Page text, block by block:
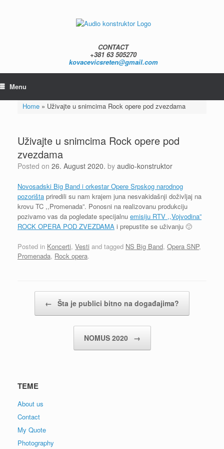
CONTACT
+381 63 505270
kovacevicsreten@gmail.com
Menu
Home» Uživajte u snimcima Rock opere pod zvezdama
Uživajte u snimcima Rock opere pod
zvezdama
Posted on 26. August 2020. by audio-konstruktor
Novosadski Big Band i orkestar Opere Srpskog narodnog
pozorišta priredili su nam krajem juna nesvakidašnji doživljaj na
krovu TC ,,Promenada”. Ponosni na realizovanu produkciju
pozivamo vas da pogledate specijalnu emisiju RTV ,,Vojvodina”
ROCK OPERA POD ZVEZDAMA i prepustite se uživanju 🙂
Posted in Koncerti, Vesti and tagged NS Big Band, Opera SNP,
Promenada, Rock opera.
← Šta je publici bitno na događajima?
NOMUS 2020 →
TEME
About us
Contact
My Quote
Photography